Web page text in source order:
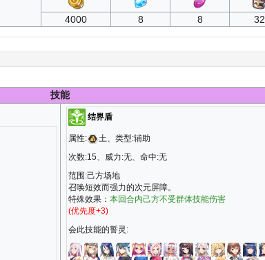
4000
8 8 32
技能
结界盾
属性:
土、类型:辅助
次数:15、威力:无、命中:无
范围:己方场地
召唤短效而强力的次元屏障。
特殊效果： 本回合内己方不受群体技能伤害
(优先度+3)
会此技能的誓灵: